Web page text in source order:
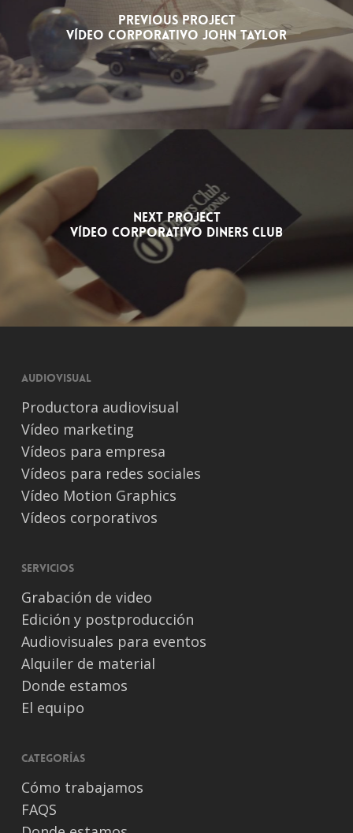
Previous Project
Vídeo Corporativo John Taylor
Next Project
Vídeo Corporativo Diners Club
Audiovisual
Productora audiovisual
Vídeo marketing
Vídeos para empresa
Vídeos para redes sociales
Vídeo Motion Graphics
Vídeos corporativos
Servicios
Grabación de video
Edición y postproducción
Audiovisuales para eventos
Alquiler de material
Donde estamos
El equipo
Categorías
Cómo trabajamos
FAQS